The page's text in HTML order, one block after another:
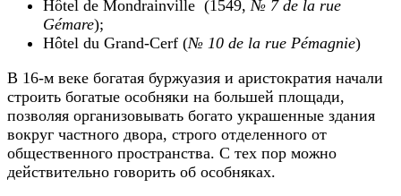
Hôtel de Mondrainville (1549, № 7 de la rue
Gémare);
Hôtel du Grand-Cerf (№ 10 de la rue Pémagnie)
В 16-м веке богатая буржуазия и аристократия начали
строить богатые особняки на большей площади,
позволяя организовывать богато украшенные здания
вокруг частного двора, строго отделенного от
общественного пространства. С тех пор можно
действительно говорить об особняках.